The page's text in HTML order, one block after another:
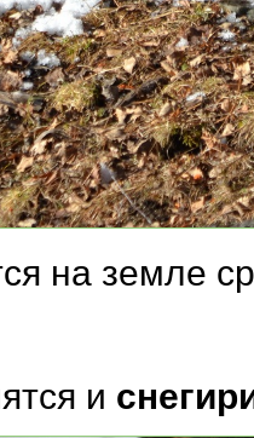
на земле
и